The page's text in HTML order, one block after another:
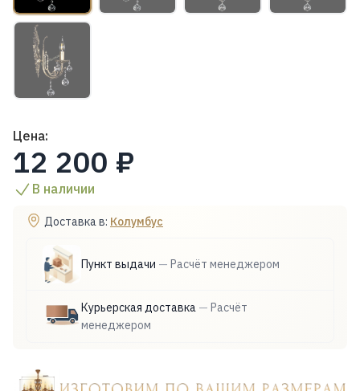
Цена:
12 200 ₽
В наличии
Доставка в: Колумбус
Пункт выдачи — Расчёт менеджером
Курьерская доставка — Расчёт
менеджером